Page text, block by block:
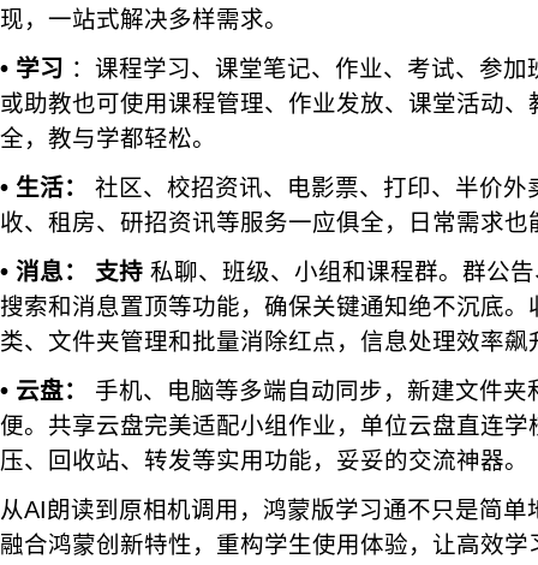
现，一站式解决多样需求。
• 学习 ：课程学习、课堂笔记、作业、考试、参
或助教也可使用课程管理、作业发放、课堂活动
全，教与学都轻松。
• 生活：
社区、校招资讯、电影票、打印、半价外
收、租房、研招资讯等服务一应俱全，日常需求也
• 消息：
支持 私聊、班级、小组和课程群。群公
搜索和消息置顶等功能，确保关键通知绝不沉底
类、文件夹管理和批量消除红点，信息处理效率飙
• 云盘：
手机、电脑等多端自动同步，新建文件夹
便。共享云盘完美适配小组作业，单位云盘直连
压、回收站、转发等实用功能，妥妥的交流神器。
从AI朗读到原相机调用，鸿蒙版学习通不只是简单
融合鸿蒙创新特性，重构学生使用体验，让高效